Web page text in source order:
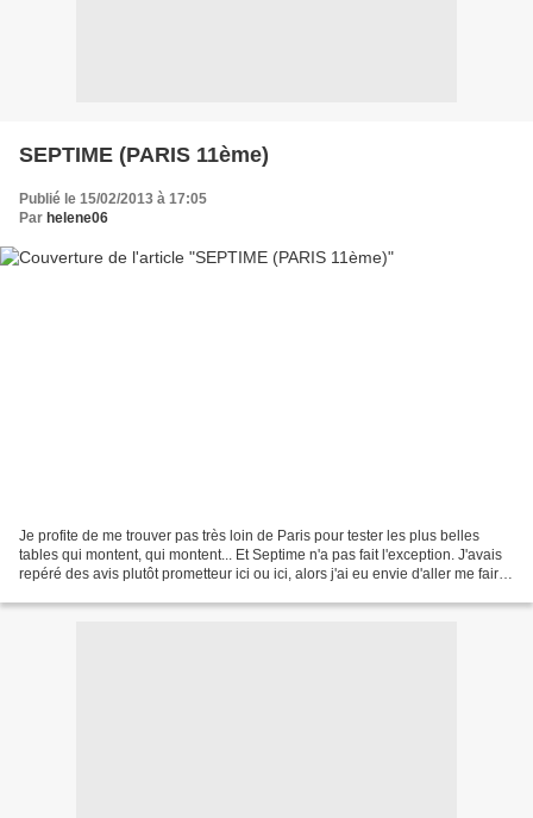
SEPTIME (PARIS 11ème)
Publié le 15/02/2013 à 17:05
Par helene06
Je profite de me trouver pas très loin de Paris pour tester les plus belles
tables qui montent, qui montent... Et Septime n'a pas fait l'exception. J'avais
repéré des avis plutôt prometteur ici ou ici, alors j'ai eu envie d'aller me faire